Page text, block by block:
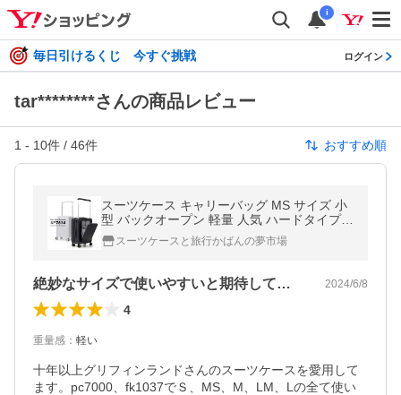
i
毎日引けるくじ 今すぐ挑戦 ログイン
tar********さんの商品レビュー
1 - 10件 / 46件 おすすめ順
スーツケース キャリーバッグ MS サイズ 小
型 バックオープン 軽量 人気 ハードタイプ A
P7614 キャリーケース 静音 Wキャスター 2
泊3日スーツケースと旅行かばんの夢市場
絶妙なサイズで使いやすいと期待してます。 2024/6/8
4
重量感 ： 軽い
十年以上グリフィンランドさんのスーツケースを愛用して
ます。pc7000、fk1037でＳ、MS、М、LM、Lの全て使い